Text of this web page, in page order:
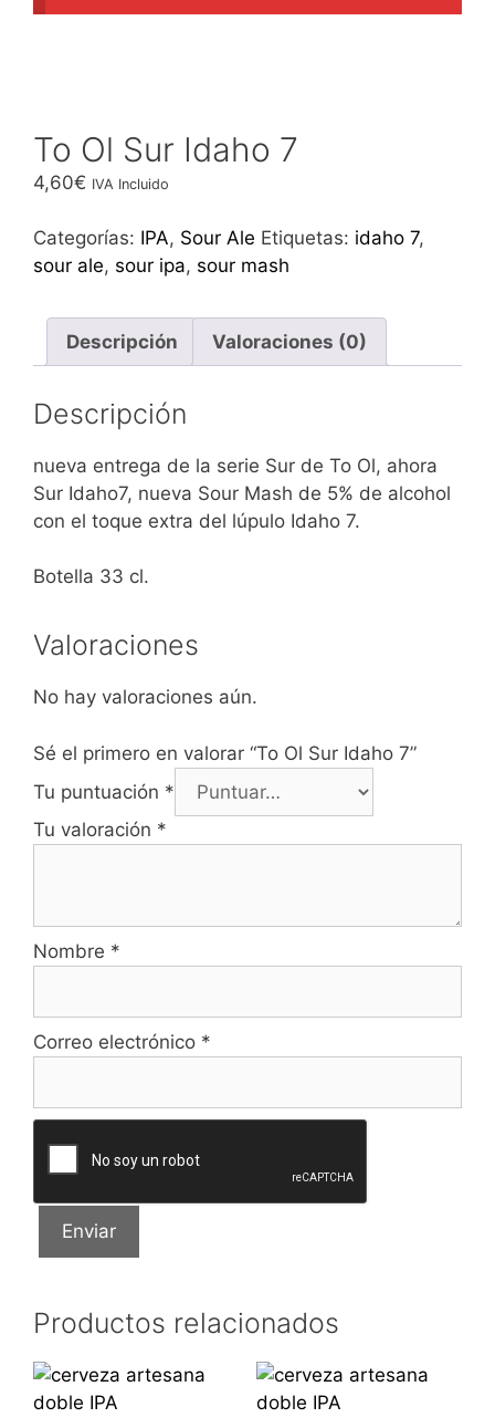
To Ol Sur Idaho 7
4,60€ IVA Incluido
Categorías: IPA, Sour Ale Etiquetas: idaho 7,
sour ale, sour ipa, sour mash
Descripción Valoraciones (0)
Descripción
nueva entrega de la serie Sur de To Ol, ahora
Sur Idaho7, nueva Sour Mash de 5% de alcohol
con el toque extra del lúpulo Idaho 7.
Botella 33 cl.
Valoraciones
No hay valoraciones aún.
Sé el primero en valorar “To Ol Sur Idaho 7”
Tu puntuación *
Tu valoración *
Nombre *
Correo electrónico *
Productos relacionados